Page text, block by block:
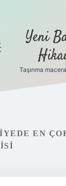
Yeni
Taşınma
EN